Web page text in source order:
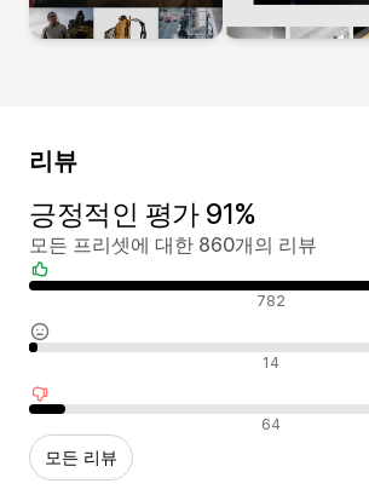
리뷰
긍정적인 평가 91%
모든 프리셋에 대한 860개의 리뷰
782
14
64
모든 리뷰